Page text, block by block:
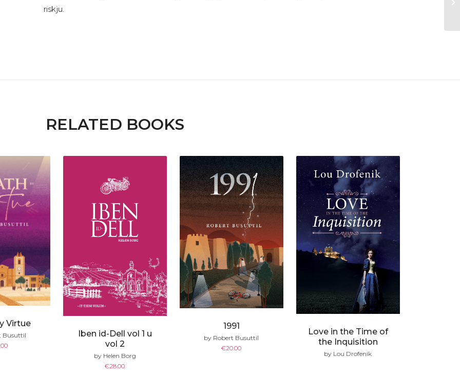
riskju.
RELATED BOOKS
Virtue
Busuttil
Iben id-Dell vol 1 u
vol 2
by Helen Borg
€28.00
1991
by Robert Busuttil
€20.00
Love in the Time of
the Inquisition
by Lou Drofenik